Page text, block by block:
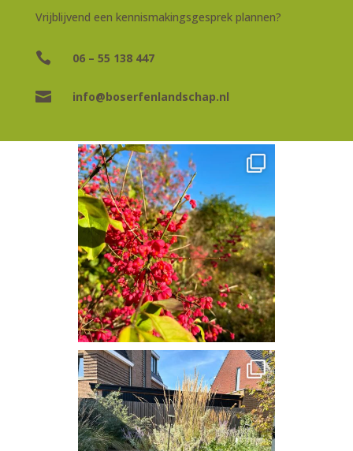
Vrijblijvend een kennismakingsgesprek plannen?
 06 – 55 138 447
 info@boserfenlandschap.nl